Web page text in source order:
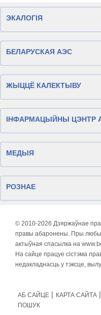
ЭКАЛОГІЯ
БЕЛАРУСКАЯ АЭС
ЖЫЦЦЁ КАЛЕКТЫВУ
ІНФАРМАЦЫЙНЫ ЦЭНТР
МЕДЫЯ
РОЗНАЕ
© 2010-2026 Дзяржаўнае
правы абаронены. Пры
актыўная спасылка на
На сайце працуе сістэма
недакладнасць у тэксце,
АБ САЙЦЕ КАРТА САЙТА
ПОШУК